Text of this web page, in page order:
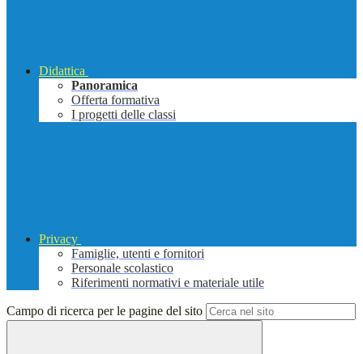
Didattica
Panoramica
Offerta formativa
I progetti delle classi
Privacy
Famiglie, utenti e fornitori
Personale scolastico
Riferimenti normativi e materiale utile
Campo di ricerca per le pagine del sito